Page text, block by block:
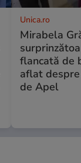
Unica.ro
Mirabela
flancată de
aflat
de Apel